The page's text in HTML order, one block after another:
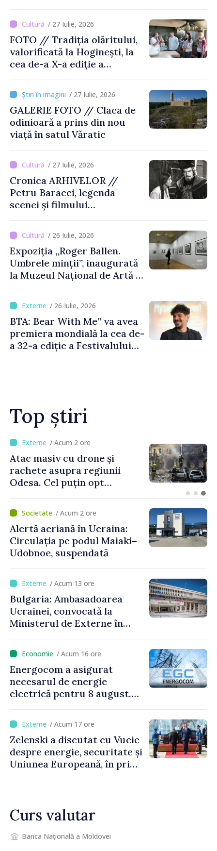
/ 27 Iulie, 2026
FOTO // Tradiția olăritului,
valorificată la Hoginești, la
cea de-a X-a ediție a
Vasile Gonciari”
/ 27 Iulie, 2026
GALERIE FOTO // Claca de
odinioară a prins din nou
viață în satul Văratic
/ 27 Iulie, 2026
Cronica ARHIVELOR //
Petru Baracci, legenda
scenei și filmului
/ 26 Iulie, 2026
Expoziția „Roger Ballen.
Umbrele minții”, inaugurată
la Muzeul Național de Artă al
/ 26 Iulie, 2026
BTA: Bear With Me” va avea
premiera mondială la cea de-
a 32-a ediție a Festivalului
Top știri
/ Acum 1 oră
Orașele din Republica
Moldova se pot înscrie în
cursa pentru titlul de
Culturii 2033”
/ Acum 2 ore
Alertă aeriană în Ucraina:
Circulația pe podul Maiaki–
Udobnoe, suspendată
/ Acum 13 ore
Bulgaria: Ambasadoarea
Ucrainei, convocată la
Ministerul de Externe în
/ Acum 16 ore
Energocom a asigurat
necesarul de energie
electrică pentru 8 august.
cetățenii să reducă
consumul în orele de vârf
/ Acum 17 ore
Zelenski a discutat cu Vucic
despre energie, securitate și
Uniunea Europeană, în prima
Curs valutar
Banca Națională a Moldovei